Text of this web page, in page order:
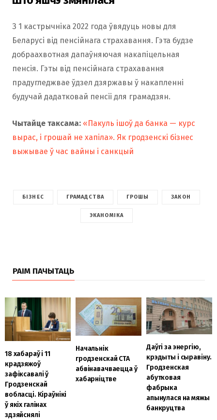
З 1 кастрычніка 2022 года ўвядуць новы для
Беларусі від пенсійнага страхавання. Гэта будзе
добраахвотная дапаўняючая накапіцельная
пенсія. Гэты від пенсійнага страхавання
прадугледжвае ўдзел дзяржавы ў накапленні
будучай дадатковай пенсіі для грамадзян.
Чытайце таксама: «Пакуль ішоў да банка — курс
вырас, і грошай не хапіла». Як гродзенскі бізнес
выжывае ў час вайны і санкцый
БІЗНЕС ГРАМАДСТВА ГРОШЫ ЗАКОН
ЭКАНОМІКА
РАІМ ПАЧЫТАЦЬ
18 хабараў і 11
крадзяжоў
зафіксавалі ў
Гродзенскай
вобласці. Кіраўнікі
ў якіх галінах
здзяйснялі
Начальнік
гродзенскай СТА
абвінавачваецца ў
хабарніцтве
Даўгі за энергію,
крэдыты і сыравіну.
Гродзенская
абутковая
фабрыка
апынулася на мяжы
банкруцтва